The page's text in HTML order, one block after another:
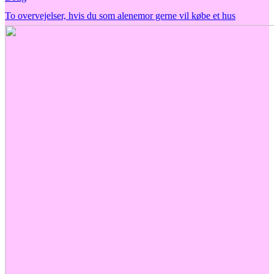
To overvejelser, hvis du som alenemor gerne vil købe et hus